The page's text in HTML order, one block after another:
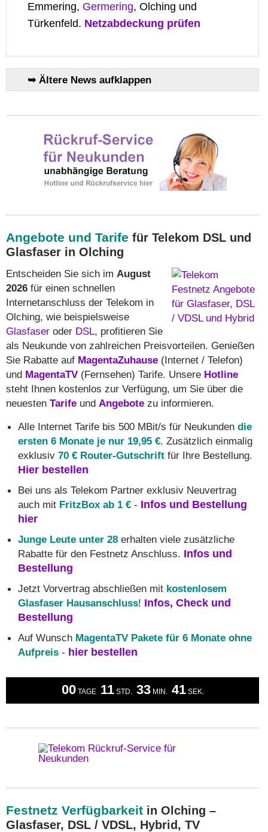
Emmering, Germering, Olching und
Türkenfeld. Netzabdeckung prüfen
➥ Ältere News aufklappen
Angebote und Tarife für Telekom DSL und
Glasfaser in Olching
Entscheiden Sie sich im August
2026 für einen schnellen
Internetanschluss der Telekom in
Olching, wie beispielsweise
Glasfaser oder DSL, profitieren Sie
als Neukunde von zahlreichen Preisvorteilen. Genießen
Sie Rabatte auf MagentaZuhause (Internet / Telefon)
und MagentaTV (Fernsehen) Tarife. Unsere Hotline
steht Ihnen kostenlos zur Verfügung, um Sie über die
neuesten Tarife und Angebote zu informieren.
Alle Internet Tarife bis 500 MBit/s für Neukunden die
ersten 6 Monate je nur 19,95 €. Zusätzlich einmalig
exklusiv 70 € Router-Gutschrift für Ihre Bestellung.
Hier bestellen
Bei uns als Telekom Partner exklusiv Neuvertrag
auch mit FritzBox ab 1 € - Infos und Bestellung
hier
Junge Leute unter 28 erhalten viele zusätzliche
Rabatte für den Festnetz Anschluss. Infos und
Bestellung
Jetzt Vorvertrag abschließen mit kostenlosem
Glasfaser Hausanschluss! Infos, Check und
Bestellung
Auf Wunsch MagentaTV Pakete für 6 Monate ohne
Aufpreis - hier bestellen
00 TAGE 11 STD. 33 MIN. 41 SEK.
Festnetz Verfügbarkeit in Olching –
Glasfaser, DSL / VDSL, Hybrid, TV